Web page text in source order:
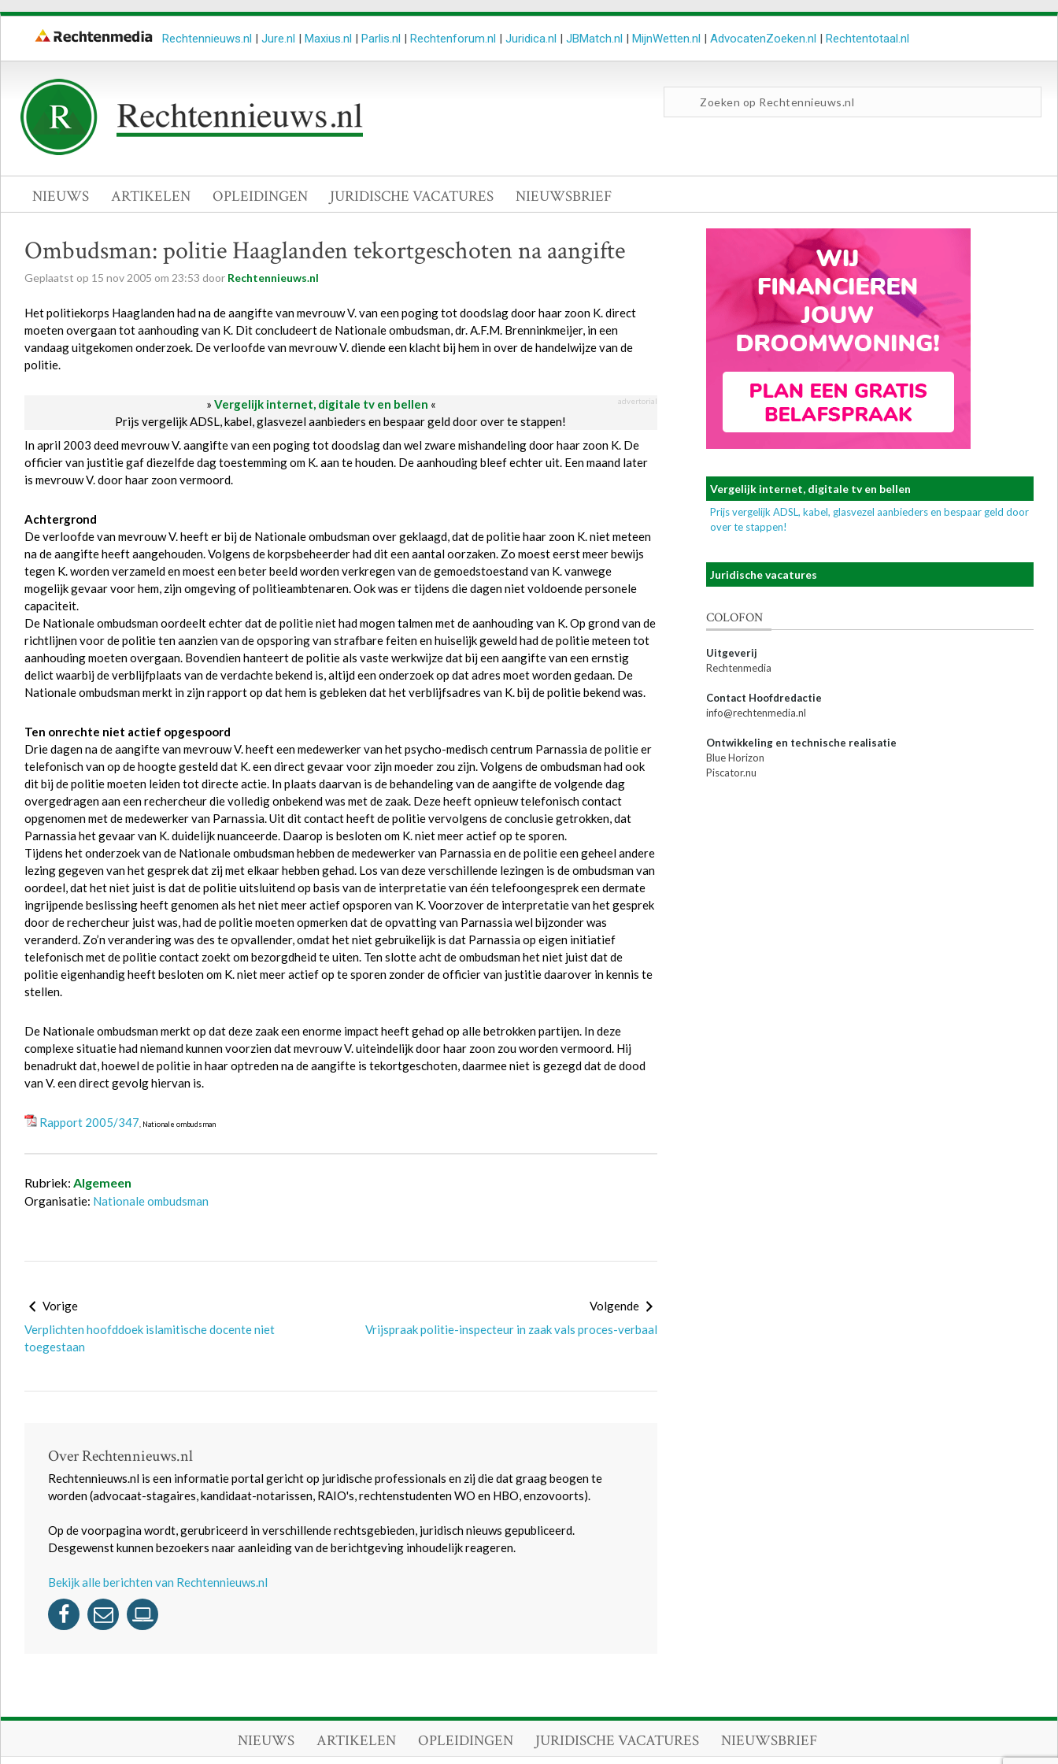
Rechtennieuws.nl | Jure.nl | Maxius.nl | Parlis.nl | Rechtenforum.nl | Juridica.nl | JBMatch.nl | MijnWetten.nl | AdvocatenZoeken.nl | Rechtentotaal.nl
NIEUWS ARTIKELEN OPLEIDINGEN JURIDISCHE VACATURES NIEUWSBRIEF
Ombudsman: politie Haaglanden tekortgeschoten na aangifte
Geplaatst op 15 nov 2005 om 23:53 door Rechtennieuws.nl
Het politiekorps Haaglanden had na de aangifte van mevrouw V. van een poging tot doodslag door haar zoon K. direct
moeten overgaan tot aanhouding van K. Dit concludeert de Nationale ombudsman, dr. A.F.M. Brenninkmeijer, in een
vandaag uitgekomen onderzoek. De verloofde van mevrouw V. diende een klacht bij hem in over de handelwijze van de
politie.
» Vergelijk internet, digitale tv en bellen « advertorial
Prijs vergelijk ADSL, kabel, glasvezel aanbieders en bespaar geld door over te stappen!
In april 2003 deed mevrouw V. aangifte van een poging tot doodslag dan wel zware mishandeling door haar zoon K. De
officier van justitie gaf diezelfde dag toestemming om K. aan te houden. De aanhouding bleef echter uit. Een maand later
is mevrouw V. door haar zoon vermoord.
Achtergrond
De verloofde van mevrouw V. heeft er bij de Nationale ombudsman over geklaagd, dat de politie haar zoon K. niet meteen
na de aangifte heeft aangehouden. Volgens de korpsbeheerder had dit een aantal oorzaken. Zo moest eerst meer bewijs
tegen K. worden verzameld en moest een beter beeld worden verkregen van de gemoedstoestand van K. vanwege
mogelijk gevaar voor hem, zijn omgeving of politieambtenaren. Ook was er tijdens die dagen niet voldoende personele
capaciteit.
De Nationale ombudsman oordeelt echter dat de politie niet had mogen talmen met de aanhouding van K. Op grond van de
richtlijnen voor de politie ten aanzien van de opsporing van strafbare feiten en huiselijk geweld had de politie meteen tot
aanhouding moeten overgaan. Bovendien hanteert de politie als vaste werkwijze dat bij een aangifte van een ernstig
delict waarbij de verblijfplaats van de verdachte bekend is, altijd een onderzoek op dat adres moet worden gedaan. De
Nationale ombudsman merkt in zijn rapport op dat hem is gebleken dat het verblijfsadres van K. bij de politie bekend was.
Ten onrechte niet actief opgespoord
Drie dagen na de aangifte van mevrouw V. heeft een medewerker van het psycho-medisch centrum Parnassia de politie er
telefonisch van op de hoogte gesteld dat K. een direct gevaar voor zijn moeder zou zijn. Volgens de ombudsman had ook
dit bij de politie moeten leiden tot directe actie. In plaats daarvan is de behandeling van de aangifte de volgende dag
overgedragen aan een rechercheur die volledig onbekend was met de zaak. Deze heeft opnieuw telefonisch contact
opgenomen met de medewerker van Parnassia. Uit dit contact heeft de politie vervolgens de conclusie getrokken, dat
Parnassia het gevaar van K. duidelijk nuanceerde. Daarop is besloten om K. niet meer actief op te sporen.
Tijdens het onderzoek van de Nationale ombudsman hebben de medewerker van Parnassia en de politie een geheel andere
lezing gegeven van het gesprek dat zij met elkaar hebben gehad. Los van deze verschillende lezingen is de ombudsman van
oordeel, dat het niet juist is dat de politie uitsluitend op basis van de interpretatie van één telefoongesprek een dermate
ingrijpende beslissing heeft genomen als het niet meer actief opsporen van K. Voorzover de interpretatie van het gesprek
door de rechercheur juist was, had de politie moeten opmerken dat de opvatting van Parnassia wel bijzonder was
veranderd. Zo’n verandering was des te opvallender, omdat het niet gebruikelijk is dat Parnassia op eigen initiatief
telefonisch met de politie contact zoekt om bezorgdheid te uiten. Ten slotte acht de ombudsman het niet juist dat de
politie eigenhandig heeft besloten om K. niet meer actief op te sporen zonder de officier van justitie daarover in kennis te
stellen.
De Nationale ombudsman merkt op dat deze zaak een enorme impact heeft gehad op alle betrokken partijen. In deze
complexe situatie had niemand kunnen voorzien dat mevrouw V. uiteindelijk door haar zoon zou worden vermoord. Hij
benadrukt dat, hoewel de politie in haar optreden na de aangifte is tekortgeschoten, daarmee niet is gezegd dat de dood
van V. een direct gevolg hiervan is.
Rapport 2005/347 , Nationale ombudsman
Rubriek: Algemeen
Organisatie: Nationale ombudsman
Vorige
Verplichten hoofddoek islamitische docente niet
toegestaan
Volgende
Vrijspraak politie-inspecteur in zaak vals proces-verbaal
Over Rechtennieuws.nl
Rechtennieuws.nl is een informatie portal gericht op juridische professionals en zij die dat graag beogen te
worden (advocaat-stagaires, kandidaat-notarissen, RAIO's, rechtenstudenten WO en HBO, enzovoorts).
Op de voorpagina wordt, gerubriceerd in verschillende rechtsgebieden, juridisch nieuws gepubliceerd.
Desgewenst kunnen bezoekers naar aanleiding van de berichtgeving inhoudelijk reageren.
Bekijk alle berichten van Rechtennieuws.nl
Vergelijk internet, digitale tv en bellen
Prijs vergelijk ADSL, kabel, glasvezel aanbieders en bespaar geld door
over te stappen!
Juridische vacatures
COLOFON
Uitgeverij
Rechtenmedia
Contact Hoofdredactie
info@rechtenmedia.nl
Ontwikkeling en technische realisatie
Blue Horizon
Piscator.nu
NIEUWS ARTIKELEN OPLEIDINGEN JURIDISCHE VACATURES NIEUWSBRIEF